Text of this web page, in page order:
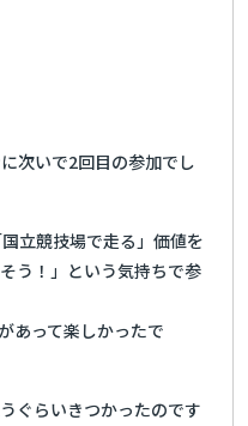
次いで2回目の参加でし
立競技場で走る」価値を
う！」という気持ちで参
あって楽しかったで
ぐらいきつかったのです